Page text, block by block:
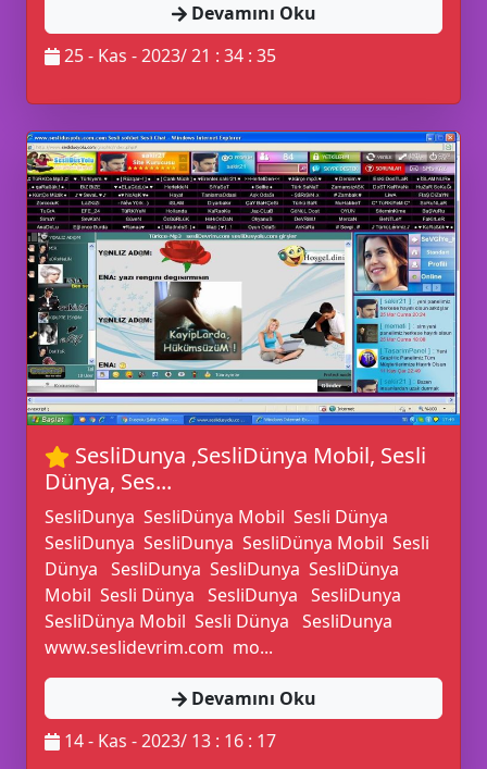
🤷‍♂️
Devamını Oku
25 - Kas - 2023/ 21 : 34 : 35
SesliDunya ,SesliDünya Mobil, Sesli
Dünya, Ses...
SesliDunya SesliDünya Mobil Sesli Dünya
SesliDunya SesliDunya SesliDünya Mobil Sesli
Dünya SesliDunya SesliDunya SesliDünya
Mobil Sesli Dünya SesliDunya SesliDunya
SesliDünya Mobil Sesli Dünya SesliDunya
www.seslidevrim.com mo...
Devamını Oku
14 - Kas - 2023/ 13 : 16 : 17